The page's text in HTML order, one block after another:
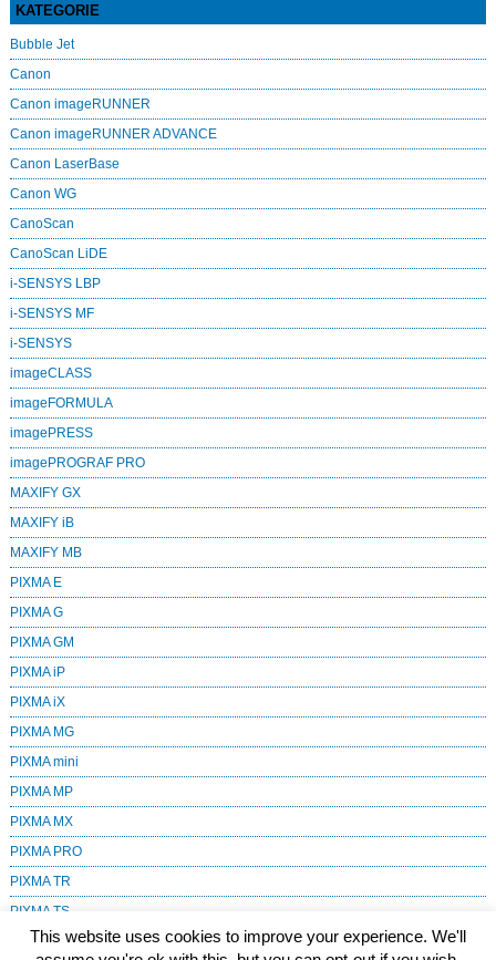
KATEGORIE
Bubble Jet
Canon
Canon imageRUNNER
Canon imageRUNNER ADVANCE
Canon LaserBase
Canon WG
CanoScan
CanoScan LiDE
i-SENSYS LBP
i-SENSYS MF
i‑SENSYS
imageCLASS
imageFORMULA
imagePRESS
imagePROGRAF PRO
MAXIFY GX
MAXIFY iB
MAXIFY MB
PIXMA E
PIXMA G
PIXMA GM
PIXMA iP
PIXMA iX
PIXMA MG
PIXMA mini
PIXMA MP
PIXMA MX
PIXMA PRO
PIXMA TR
PIXMA TS
SELPHY
This website uses cookies to improve your experience. We'll